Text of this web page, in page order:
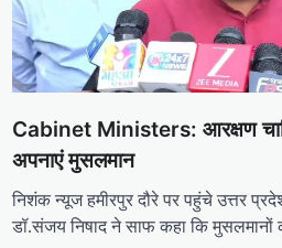
Cabinet Ministers: आरक्षण
अपनाएं मुसलमान
निशंक न्यूज हमीरपुर दौरे पर पहुंचे उत्तर
डॉ.संजय निषाद ने साफ कहा कि